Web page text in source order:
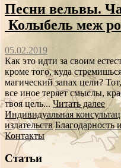
Песни вельвы.
Колыбель меж
05.02.2019
Как это идти за своим
кроме того, куда
магический запах цели?
все иное теряет смыслы,
твоя цель... Читать далее
Индивидуальная
издательств Благодарность
Контакты
Статьи